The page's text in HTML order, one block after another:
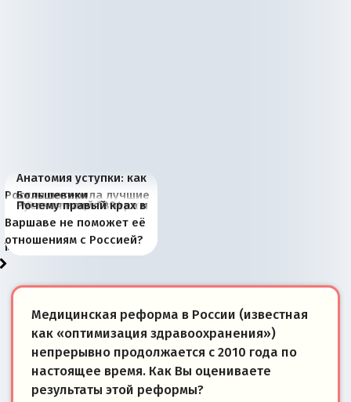
Анатомия уступки: как
Россия потеряла лучшие
рыбопромысловые
районы Баренцева
моря
Большевики
отличаются от «Яблока»
тем, что они -
победители
Киевская марионетка
Запада рассказала о
«переобувании» хозяев
В России назрели
перемены: 15 шагов к
суверенной экономике
Миграционный пожар
Европы
Россия начинает
сбрасывать балласт
Анкориджа
Россия зимой 1904
года: первые уступки во
внутренней политике
Русская нация вчера и
сегодня
Почему правый крах в
Варшаве не поможет её
отношениям с Россией?
Медицинская реформа в России (известная
как «оптимизация здравоохранения»)
непрерывно продолжается с 2010 года по
настоящее время. Как Вы оцениваете
результаты этой реформы?